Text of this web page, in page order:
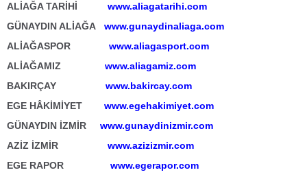
ALİAĞA TARİHİ www.aliagatarihi.com
GÜNAYDIN ALİAĞA
www.gunaydinaliaga.com
ALİAĞASPOR www.aliagasport.com
ALİAĞAMIZ www.aliagamiz.com
BAKIRÇAY www.bakircay.com
EGE HÂKİMİYET www.egehakimiyet.com
GÜNAYDIN İZMİR www.gunaydinizmir.com
AZİZ İZMİR www.azizizmir.com
EGE RAPOR www.egerapor.com